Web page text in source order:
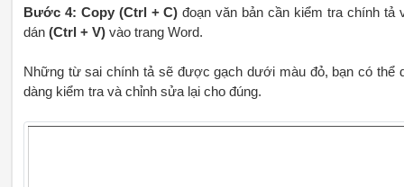
Bước 4: Copy (Ctrl + C)đoạn văn bản cần kiểm tra chính tả
dán (Ctrl + V) vào trang Word.
Những từ sai chính tả sẽ được gạch dưới màu đỏ, bạn có thể
dàng kiểm tra và chỉnh sửa lại cho đúng.